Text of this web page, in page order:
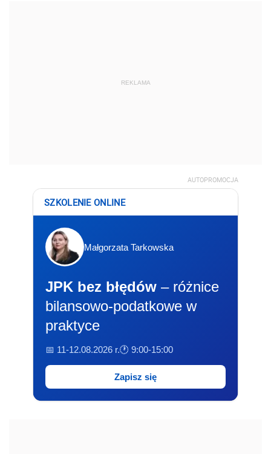
REKLAMA
AUTOPROMOCJA
SZKOLENIE ONLINE
Małgorzata Tarkowska
JPK bez błędów – różnice
bilansowo-podatkowe w
praktyce
📅 11-12.08.2026 r.🕐 9:00-15:00
Zapisz się